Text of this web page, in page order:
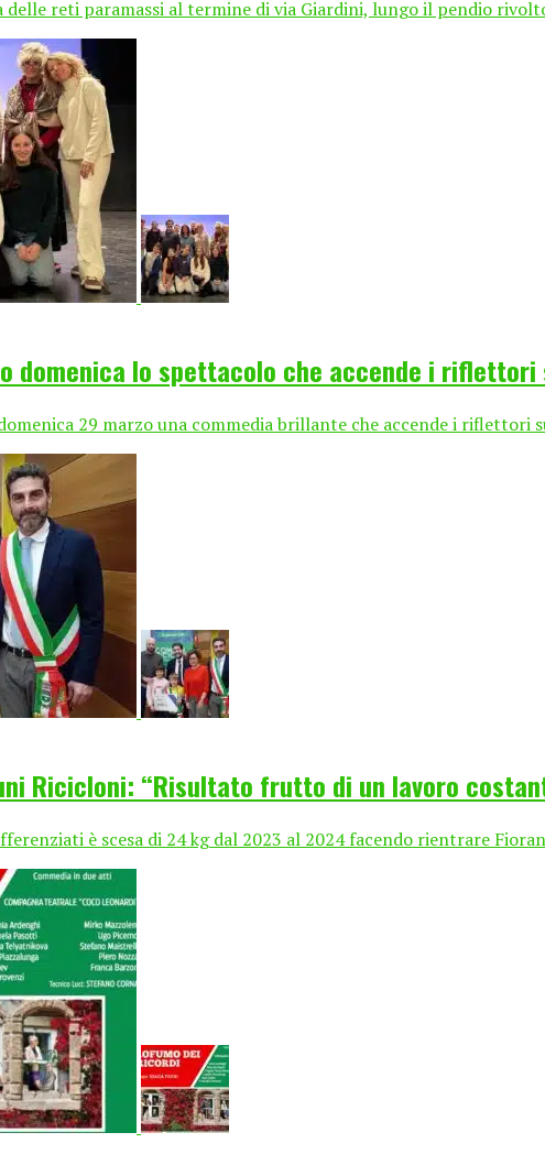
delle reti paramassi al termine di via Giardini, lungo il pendio
domenica lo spettacolo che accende i
29 marzo una commedia brillante che accende i
Ricicloni: “Risultato frutto di un lavoro
è scesa di 24 kg dal 2023 al 2024 facendo rientrare